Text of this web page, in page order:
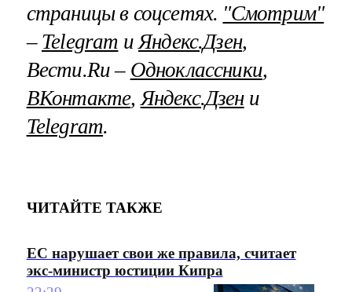
страницы в соцсетях. "Смотрим"
– Telegram и Яндекс.Дзен,
Вести.Ru – Одноклассники,
ВКонтакте, Яндекс.Дзени
Telegram.
ЧИТАЙТЕ ТАКЖЕ
ЕС нарушает свои же правила, считает
экс-министр юстиции Кипра